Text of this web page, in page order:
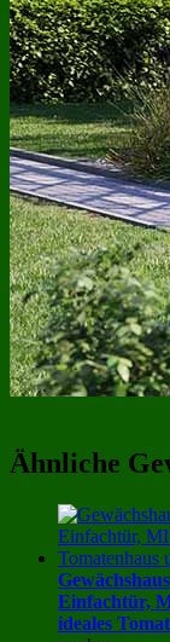
Ähnliche
Einfachtür,
ideales